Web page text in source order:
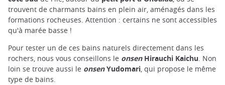
trouvent de charmants bains en plein air, aménagés dans les
formations rocheuses. Attention : certains ne sont accessibles
qu'à marée basse !
Pour tester un de ces bains naturels directement dans les
rochers, nous vous conseillons le onsenHirauchi Kaichu. Non
loin se trouve aussi le onsenYudomari, qui propose le même
type de bains.